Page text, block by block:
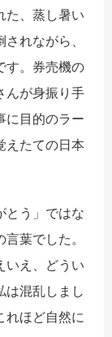
た、蒸し暑い
れながら、
す。券売機の
んが身振り手
に目的のラー
えたての日本
とう」ではな
葉でした。
いえ、どうい
は混乱しまし
れほど自然に